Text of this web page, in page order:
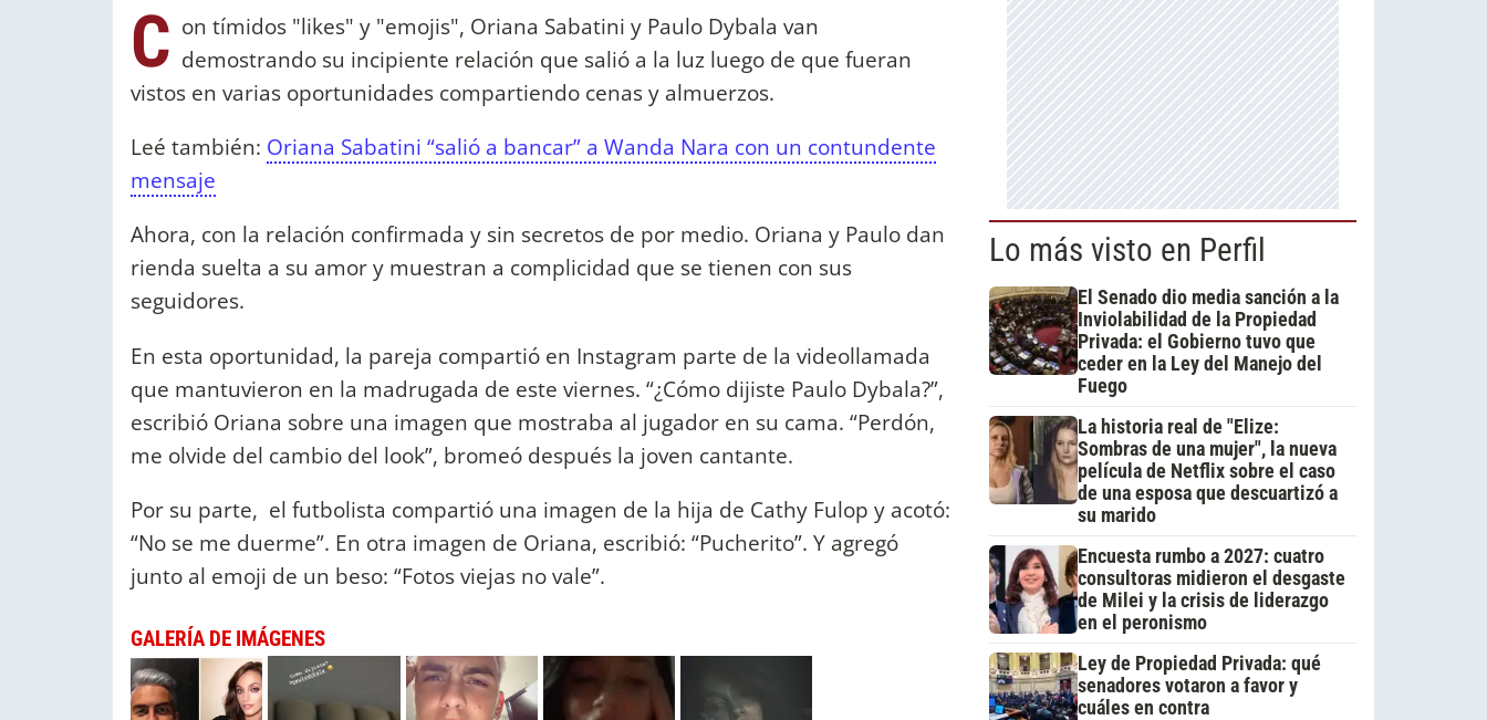
C on tímidos "likes" y "emojis", Oriana Sabatini y Paulo Dybala van
demostrando su incipiente relación que salió a la luz luego de que fueran
vistos en varias oportunidades compartiendo cenas y almuerzos.
Leé también: Oriana Sabatini “salió a bancar” a Wanda Nara con un contundente
mensaje
Ahora, con la relación confirmada y sin secretos de por medio. Oriana y Paulo dan
rienda suelta a su amor y muestran a complicidad que se tienen con sus
seguidores.
En esta oportunidad, la pareja compartió en Instagram parte de la videollamada
que mantuvieron en la madrugada de este viernes. “¿Cómo dijiste Paulo Dybala?”,
escribió Oriana sobre una imagen que mostraba al jugador en su cama. “Perdón,
me olvide del cambio del look”, bromeó después la joven cantante.
Por su parte, el futbolista compartió una imagen de la hija de Cathy Fulop y acotó:
“No se me duerme”. En otra imagen de Oriana, escribió: “Pucherito”. Y agregó
junto al emoji de un beso: “Fotos viejas no vale”.
GALERÍA DE IMÁGENES
Lo más visto en Perfil
El Senado dio media sanción a la
Inviolabilidad de la Propiedad
Privada: el Gobierno tuvo que
ceder en la Ley del Manejo del
Fuego
La historia real de "Elize:
Sombras de una mujer", la nueva
película de Netflix sobre el caso
de una esposa que descuartizó a
su marido
Encuesta rumbo a 2027: cuatro
consultoras midieron el desgaste
de Milei y la crisis de liderazgo
en el peronismo
Ley de Propiedad Privada: qué
senadores votaron a favor y
cuáles en contra